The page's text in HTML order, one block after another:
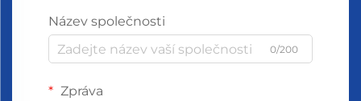
Název společnosti
0/200
Zpráva